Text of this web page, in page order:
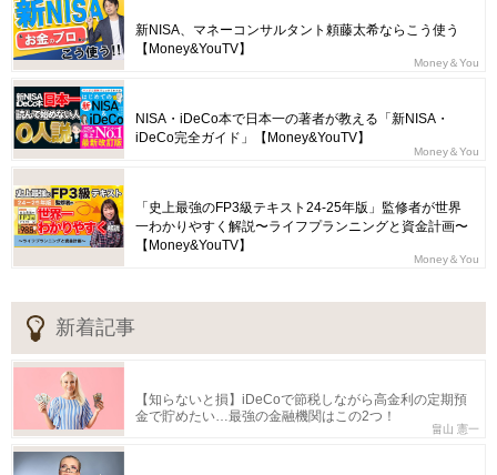
新NISA、マネーコンサルタント頼藤太希ならこう使う
【Money&YouTV】
Money＆You
NISA・iDeCo本で日本一の著者が教える「新NISA・
iDeCo完全ガイド」【Money&YouTV】
Money＆You
「史上最強のFP3級テキスト24-25年版」監修者が世界
一わかりやすく解説〜ライフプランニングと資金計画〜
【Money&YouTV】
Money＆You
新着記事
【知らないと損】iDeCoで節税しながら高金利の定期預
金で貯めたい…最強の金融機関はこの2つ！
畠山 憲一